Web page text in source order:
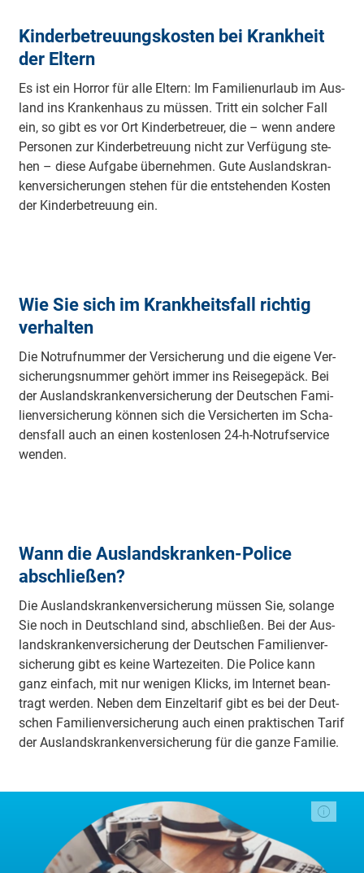
Kinderbetreuungskosten bei Krankheit
der Eltern
Es ist ein Hor­ror für al­le El­tern: Im Fa­mi­lien­ur­laub im Aus­
land ins Kran­ken­haus zu müs­sen. Tritt ein sol­cher Fall
ein, so gibt es vor Ort Kin­der­be­treu­er, die – wenn an­de­re
Per­so­nen zur Kin­der­be­treu­ung nicht zur Ver­fü­gung ste­
hen – die­se Auf­ga­be über­neh­men. Gu­te Aus­lands­kran­
ken­ver­siche­run­gen ste­hen für die ent­ste­hen­den Kos­ten
der Kin­der­be­treu­ung ein.
Wie Sie sich im Krankheitsfall richtig
verhalten
Die Not­ruf­num­mer der Ver­siche­rung und die ei­ge­ne Ver­
siche­rungs­num­mer ge­hört im­mer ins Rei­se­ge­päck. Bei
der Aus­lands­kran­ken­ver­siche­rung der Deut­schen Fa­mi­
lien­ver­siche­rung kön­nen sich die Ver­sicher­ten im Scha­
dens­fall auch an einen kos­ten­lo­sen 24-h-Not­ruf­ser­vice
wen­den.
Wann die Auslandskranken-Police
abschließen?
Die Aus­lands­kran­ken­ver­siche­rung müs­sen Sie, so­lan­ge
Sie noch in Deutsch­land sind, ab­schlie­ßen. Bei der Aus­
lands­kran­ken­ver­siche­rung der Deut­schen Fa­mi­lien­ver­
siche­rung gibt es kei­ne War­te­zei­ten. Die Po­li­ce kann
ganz ein­fach, mit nur we­nig­en Klicks, im In­ter­net be­an­
tragt wer­den. Ne­ben dem Ein­zel­ta­rif gibt es bei der Deut­
schen Fa­mi­lien­ver­siche­rung auch einen prak­ti­schen Ta­rif
der Aus­lands­kran­ken­ver­siche­rung für die gan­ze Fa­mi­lie.